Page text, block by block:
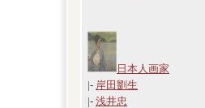
日本人画家
|- 岸田劉生
|- 浅井忠